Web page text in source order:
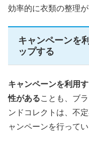
効率的に衣類の整理
キャンペーンを
ップする
キャンペーンを利用
性があることも、ブ
ンドコレクトは、不
ャンペーンを行って